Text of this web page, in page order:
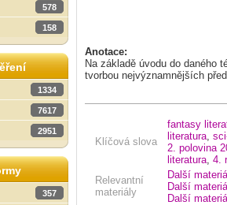
578
158
1334
7617
2951
357
Anotace:
Na základě úvodu do daného
tvorbou nejvýznamnějších
Klíčová slova
fantasy
literatura
2. polovina
literatura 4.
Relevantní
materiály
Další
Další
Další